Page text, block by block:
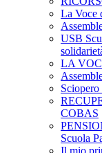
La Voce
USB
LA
COBAS
Scuola